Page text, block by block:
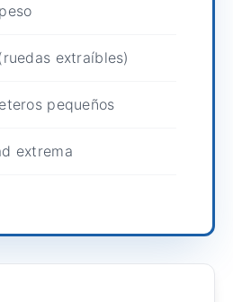
extraíbles)
pequeños
extrema